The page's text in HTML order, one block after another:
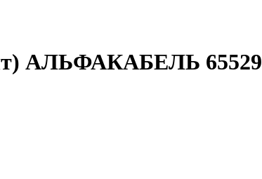
АЛЬФАКАБЕЛЬ 65529